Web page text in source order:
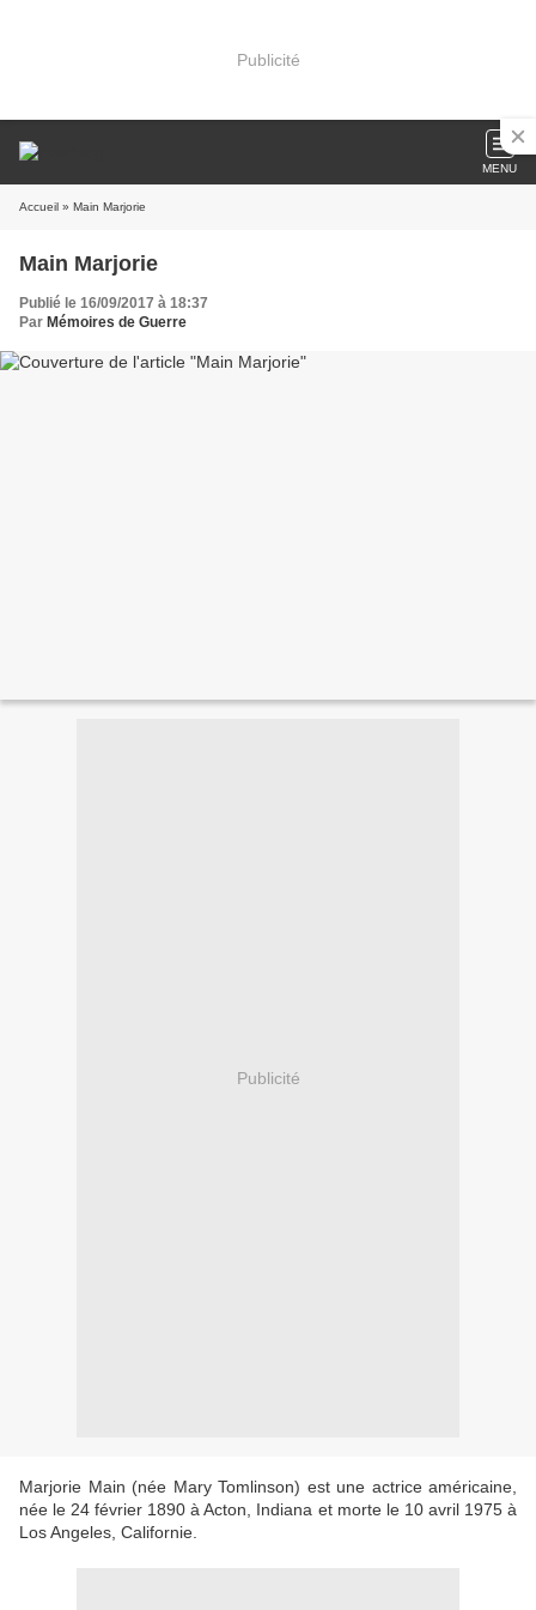
Publicité
MENU
Accueil » Main Marjorie
Main Marjorie
Publié le 16/09/2017 à 18:37
Par Mémoires de Guerre
Publicité
Marjorie Main (née Mary Tomlinson) est une actrice américaine,
née le 24 février 1890 à Acton, Indiana et morte le 10 avril 1975 à
Los Angeles, Californie.